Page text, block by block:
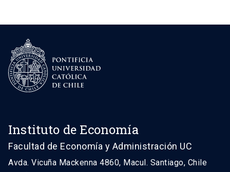
Instituto de Economía
Facultad de Economía y Administración UC
Avda. Vicuña Mackenna 4860, Macul. Santiago, Chile